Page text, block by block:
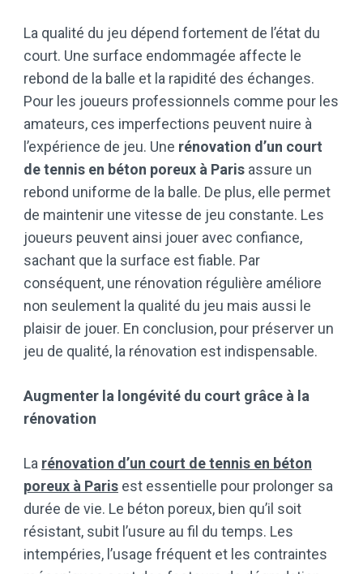
La qualité du jeu dépend fortement de l’état du
court. Une surface endommagée affecte le
rebond de la balle et la rapidité des échanges.
Pour les joueurs professionnels comme pour les
amateurs, ces imperfections peuvent nuire à
l’expérience de jeu. Une rénovation d’un court
de tennis en béton poreux à Paris assure un
rebond uniforme de la balle. De plus, elle permet
de maintenir une vitesse de jeu constante. Les
joueurs peuvent ainsi jouer avec confiance,
sachant que la surface est fiable. Par
conséquent, une rénovation régulière améliore
non seulement la qualité du jeu mais aussi le
plaisir de jouer. En conclusion, pour préserver un
jeu de qualité, la rénovation est indispensable.
Augmenter la longévité du court grâce à la
rénovation
La rénovation d’un court de tennis en béton
poreux à Paris est essentielle pour prolonger sa
durée de vie. Le béton poreux, bien qu’il soit
résistant, subit l’usure au fil du temps. Les
intempéries, l’usage fréquent et les contraintes